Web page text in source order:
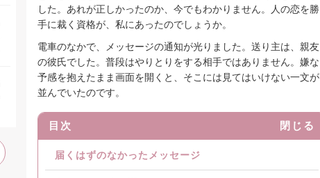
した。あれが正しかったのか、今でもわかりません。人の恋を勝
手に裁く資格が、私にあったのでしょうか。
電車のなかで、メッセージの通知が光りました。送り主は、親友
の彼氏でした。普段はやりとりをする相手ではありません。嫌な
予感を抱えたまま画面を開くと、そこには見てはいけない一文が
並んでいたのです。
目次 閉じる
届くはずのなかったメッセージ